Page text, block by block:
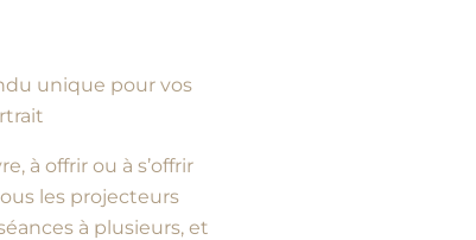
unique pour vos
à offrir ou à s’offrir
les projecteurs
à plusieurs, et